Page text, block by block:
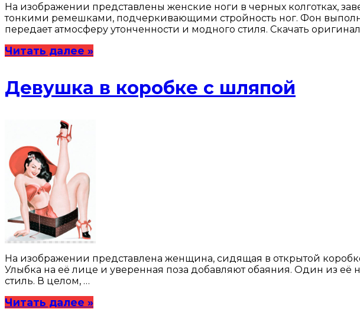
На изображении представлены женские ноги в черных колготках,
тонкими ремешками, подчеркивающими стройность ног. Фон
передает атмосферу утонченности и модного стиля. Скачать
Читать далее »
Девушка в коробке с шляпой
На изображении представлена женщина, сидящая в открытой
Улыбка на её лице и уверенная поза добавляют обаяния. Один из её
стиль. В целом, …
Читать далее »